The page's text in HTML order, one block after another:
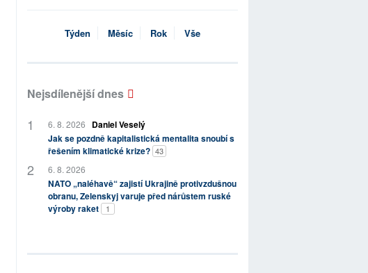
Týden Měsíc Rok Vše
Nejsdílenější dnes
6. 8. 2026
Daniel Veselý
Jak se pozdně kapitalistická mentalita snoubí s
řešením klimatické krize? 43
6. 8. 2026
NATO „naléhavě“ zajistí Ukrajině protivzdušnou
obranu, Zelenskyj varuje před nárůstem ruské
výroby raket
1